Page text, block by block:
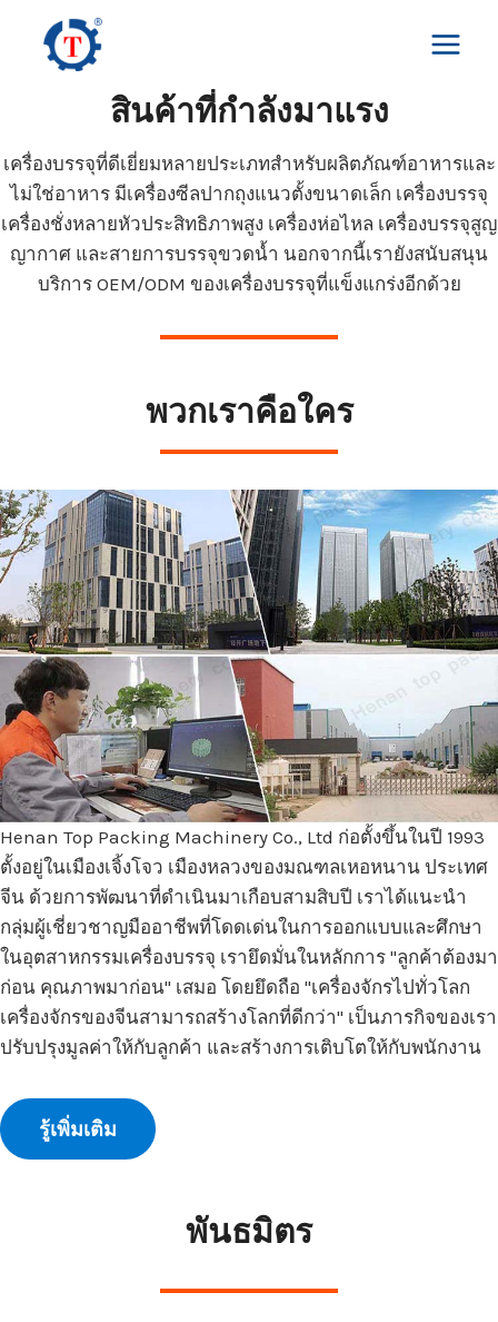
content
สินค้าที่กำลังมาแรง
เครื่องบรรจุที่ดีเยี่ยมหลายประเภทสำหรับผลิตภัณฑ์อาหารและ
ไม่ใช่อาหาร มีเครื่องซีลปากถุงแนวตั้งขนาดเล็ก เครื่องบรรจุ
เครื่องชั่งหลายหัวประสิทธิภาพสูง เครื่องห่อไหล เครื่องบรรจุสูญ
ญากาศ และสายการบรรจุขวดน้ำ นอกจากนี้เรายังสนับสนุน
บริการ OEM/ODM ของเครื่องบรรจุที่แข็งแกร่งอีกด้วย
พวกเราคือใคร
Henan Top Packing Machinery Co., Ltd ก่อตั้งขึ้นในปี 1993
ตั้งอยู่ในเมืองเจิ้งโจว เมืองหลวงของมณฑลเหอหนาน ประเทศ
จีน ด้วยการพัฒนาที่ดำเนินมาเกือบสามสิบปี เราได้แนะนำ
กลุ่มผู้เชี่ยวชาญมืออาชีพที่โดดเด่นในการออกแบบและศึกษา
ในอุตสาหกรรมเครื่องบรรจุ เรายึดมั่นในหลักการ "ลูกค้าต้องมา
ก่อน คุณภาพมาก่อน" เสมอ โดยยึดถือ "เครื่องจักรไปทั่วโลก
เครื่องจักรของจีนสามารถสร้างโลกที่ดีกว่า" เป็นภารกิจของเรา
ปรับปรุงมูลค่าให้กับลูกค้า และสร้างการเติบโตให้กับพนักงาน
รู้เพิ่มเติม
พันธมิตร